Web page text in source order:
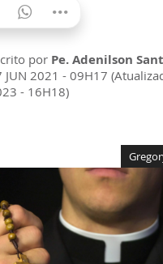
por Pe. Adenilson
JUN 2021 - 09H17
- 16H18)